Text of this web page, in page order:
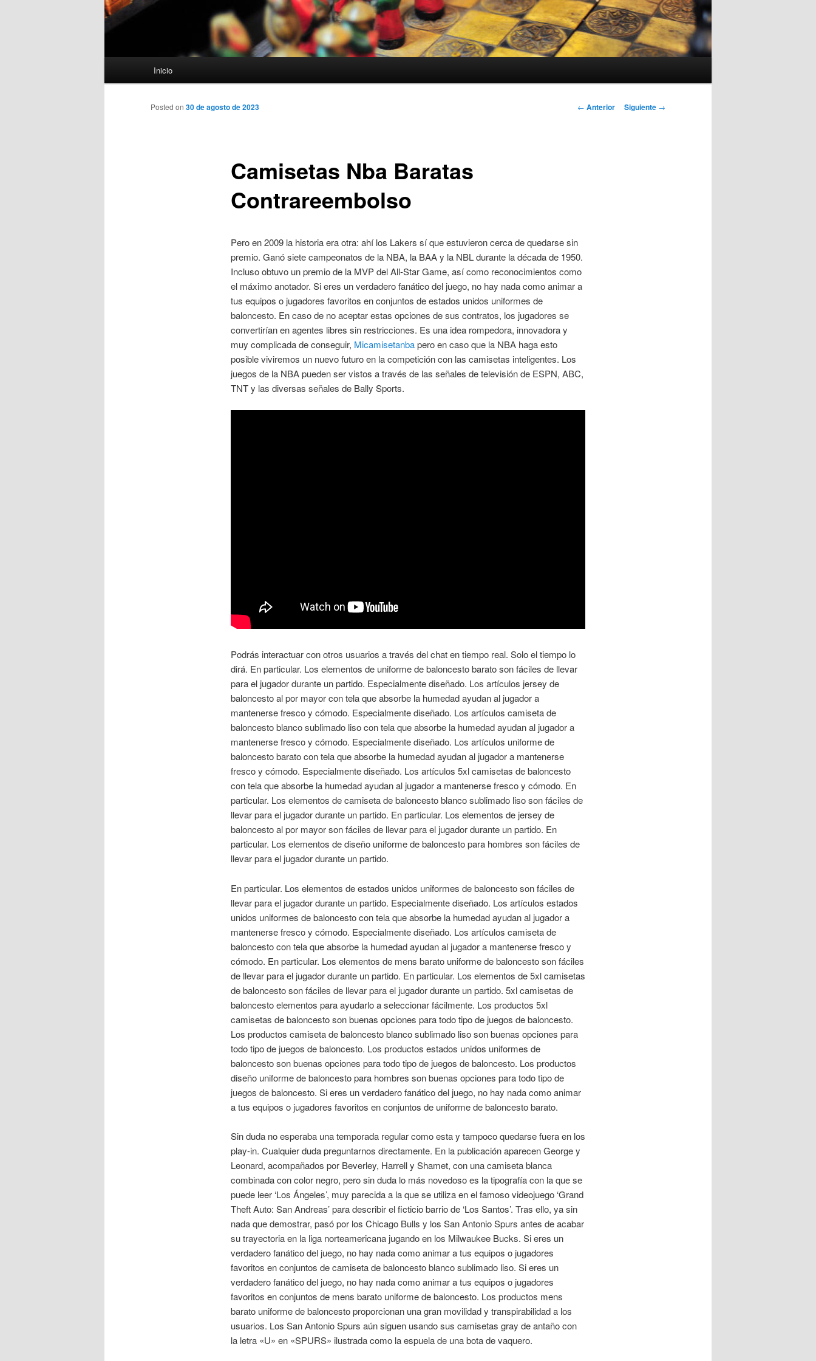
Inicio
Navegación
← Anterior Siguiente →
Camisetas Nba Baratas
Contrareembolso
Posted on 30 de agosto de 2023
Pero en 2009 la historia era otra: ahí los Lakers sí que estuvieron cerca de quedarse sin
premio. Ganó siete campeonatos de la NBA, la BAA y la NBL durante la década de 1950.
Incluso obtuvo un premio de la MVP del All-Star Game, así como reconocimientos como
el máximo anotador. Si eres un verdadero fanático del juego, no hay nada como animar a
tus equipos o jugadores favoritos en conjuntos de estados unidos uniformes de
baloncesto. En caso de no aceptar estas opciones de sus contratos, los jugadores se
convertirían en agentes libres sin restricciones. Es una idea rompedora, innovadora y
muy complicada de conseguir, Micamisetanbapero en caso que la NBA haga esto
posible viviremos un nuevo futuro en la competición con las camisetas inteligentes. Los
juegos de la NBA pueden ser vistos a través de las señales de televisión de ESPN, ABC,
TNT y las diversas señales de Bally Sports.
Podrás interactuar con otros usuarios a través del chat en tiempo real. Solo el tiempo lo
dirá. En particular. Los elementos de uniforme de baloncesto barato son fáciles de llevar
para el jugador durante un partido. Especialmente diseñado. Los artículos jersey de
baloncesto al por mayor con tela que absorbe la humedad ayudan al jugador a
mantenerse fresco y cómodo. Especialmente diseñado. Los artículos camiseta de
baloncesto blanco sublimado liso con tela que absorbe la humedad ayudan al jugador a
mantenerse fresco y cómodo. Especialmente diseñado. Los artículos uniforme de
baloncesto barato con tela que absorbe la humedad ayudan al jugador a mantenerse
fresco y cómodo. Especialmente diseñado. Los artículos 5xl camisetas de baloncesto
con tela que absorbe la humedad ayudan al jugador a mantenerse fresco y cómodo. En
particular. Los elementos de camiseta de baloncesto blanco sublimado liso son fáciles de
llevar para el jugador durante un partido. En particular. Los elementos de jersey de
baloncesto al por mayor son fáciles de llevar para el jugador durante un partido. En
particular. Los elementos de diseño uniforme de baloncesto para hombres son fáciles de
llevar para el jugador durante un partido.
En particular. Los elementos de estados unidos uniformes de baloncesto son fáciles de
llevar para el jugador durante un partido. Especialmente diseñado. Los artículos estados
unidos uniformes de baloncesto con tela que absorbe la humedad ayudan al jugador a
mantenerse fresco y cómodo. Especialmente diseñado. Los artículos camiseta de
baloncesto con tela que absorbe la humedad ayudan al jugador a mantenerse fresco y
cómodo. En particular. Los elementos de mens barato uniforme de baloncesto son fáciles
de llevar para el jugador durante un partido. En particular. Los elementos de 5xl camisetas
de baloncesto son fáciles de llevar para el jugador durante un partido. 5xl camisetas de
baloncesto elementos para ayudarlo a seleccionar fácilmente. Los productos 5xl
camisetas de baloncesto son buenas opciones para todo tipo de juegos de baloncesto.
Los productos camiseta de baloncesto blanco sublimado liso son buenas opciones para
todo tipo de juegos de baloncesto. Los productos estados unidos uniformes de
baloncesto son buenas opciones para todo tipo de juegos de baloncesto. Los productos
diseño uniforme de baloncesto para hombres son buenas opciones para todo tipo de
juegos de baloncesto. Si eres un verdadero fanático del juego, no hay nada como animar
a tus equipos o jugadores favoritos en conjuntos de uniforme de baloncesto barato.
Sin duda no esperaba una temporada regular como esta y tampoco quedarse fuera en los
play-in. Cualquier duda preguntarnos directamente. En la publicación aparecen George y
Leonard, acompañados por Beverley, Harrell y Shamet, con una camiseta blanca
combinada con color negro, pero sin duda lo más novedoso es la tipografía con la que se
puede leer ‘Los Ángeles’, muy parecida a la que se utiliza en el famoso videojuego ‘Grand
Theft Auto: San Andreas’ para describir el ficticio barrio de ‘Los Santos’. Tras ello, ya sin
nada que demostrar, pasó por los Chicago Bulls y los San Antonio Spurs antes de acabar
su trayectoria en la liga norteamericana jugando en los Milwaukee Bucks. Si eres un
verdadero fanático del juego, no hay nada como animar a tus equipos o jugadores
favoritos en conjuntos de camiseta de baloncesto blanco sublimado liso. Si eres un
verdadero fanático del juego, no hay nada como animar a tus equipos o jugadores
favoritos en conjuntos de mens barato uniforme de baloncesto. Los productos mens
barato uniforme de baloncesto proporcionan una gran movilidad y transpirabilidad a los
usuarios. Los San Antonio Spurs aún siguen usando sus camisetas gray de antaño con
la letra «U» en «SPURS» ilustrada como la espuela de una bota de vaquero.